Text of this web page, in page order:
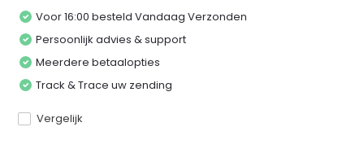
Voor 16:00 besteld Vandaag Verzonden
Persoonlijk advies & support
Meerdere betaalopties
Track & Trace uw zending
Vergelijk